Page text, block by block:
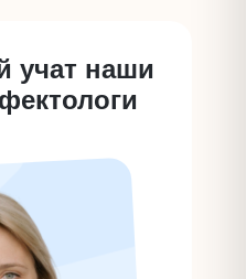
учат наши